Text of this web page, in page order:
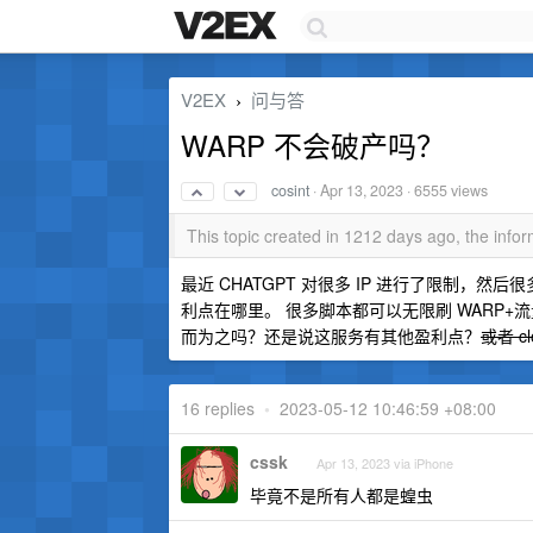
V2EX › 问与答
WARP 不会破产吗？
cosint ·Apr 13, 2023 · 6555 views
This topic created in 1212 days ago, the
最近 CHATGPT 对很多 IP 进行了限制，然后
利点在哪里。 很多脚本都可以无限刷 WARP+
而为之吗？还是说这服务有其他盈利点？ 或者
16 replies • 2023-05-12 10:46:59 +08:00
cssk Apr 13, 2023 via iPhone
毕竟不是所有人都是蝗虫